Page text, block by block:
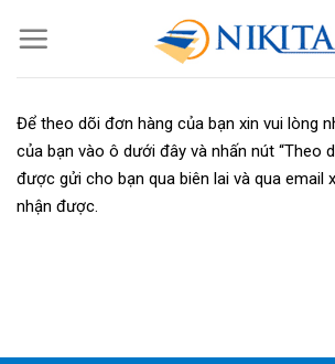
Để theo dõi đơn hàng của bạn xin vui lòng
của bạn vào ô dưới đây và nhấn nút “Theo
được gửi cho bạn qua biên lai và qua email
nhận được.